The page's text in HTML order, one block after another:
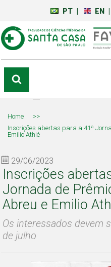
PT EN
Home
>>
Inscrições abertas para a 41ª
Emilio Athié
29/06/2023
Inscrições
Jornada de
Abreu e Emilio
Os interessados devem
de julho